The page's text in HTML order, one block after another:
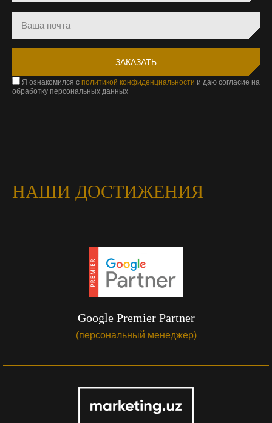
Я ознакомился с политикой конфиденциальности и даю согласие на
обработку персональных данных
НАШИ ДОСТИЖЕНИЯ
Google Premier Partner
(персональный менеджер)